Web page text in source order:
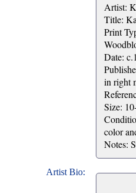
Artist:
Title:
Print
Date:
in right
Size:
color
Notes:
Artist Bio: